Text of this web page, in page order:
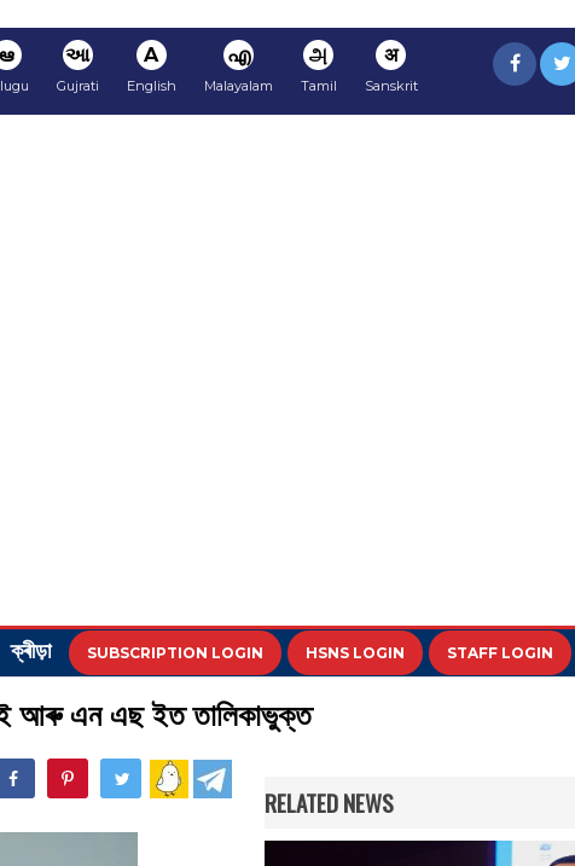
ఆ આ
Gujrati
A
English
എ
Malayalam
அ
Tamil
अ
Sanskrit
ক্ৰীড়া SUBSCRIPTION LOGIN HSNS LOGIN STAFF LOGIN
ই আৰু এন এছ ইত তালিকাভুক্ত
RELATED NEWS